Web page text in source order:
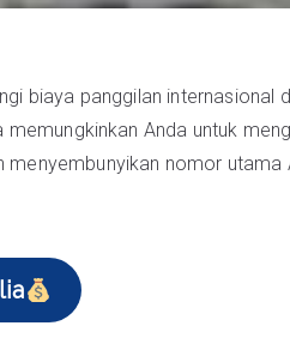
biaya panggilan internasional
Anda untuk
nomor utama